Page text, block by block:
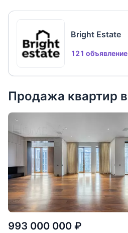
Bright Estate
121 объявление
Продажа квартир
993 000 000 ₽